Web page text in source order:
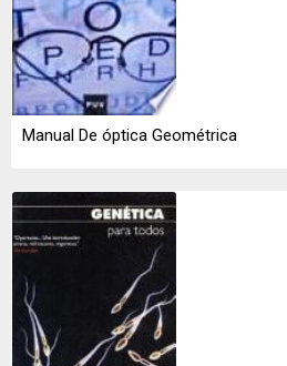
Manual De óptica Geométrica